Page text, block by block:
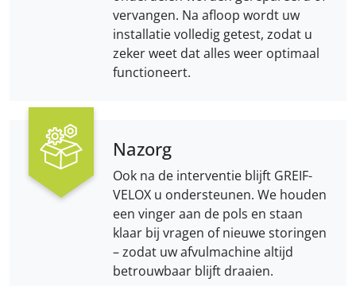
vervangen. Na afloop wordt uw
installatie volledig getest, zodat u
zeker weet dat alles weer optimaal
functioneert.
Nazorg
Ook na de interventie blijft GREIF-
VELOX u ondersteunen. We houden
een vinger aan de pols en staan
klaar bij vragen of nieuwe storingen
– zodat uw afvulmachine altijd
betrouwbaar blijft draaien.